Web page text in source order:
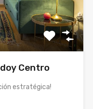
Centro
estratégica!